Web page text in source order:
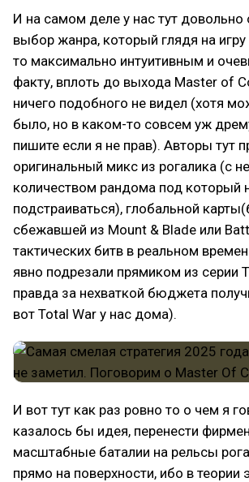
И на самом деле у нас тут довольно
выбор жанра, который глядя на
то максимально интуитивным и
факту, вплоть до выхода Master of
ничего подобного не видел (хотя
было, но в каком-то совсем уж
пишите если я не прав). Авторы тут
оригинальный микс из рогалика (с
количеством рандома под который
подстраиваться), глобальной
сбежавшей из Mount & Blade или
тактических битв в реальном
явно подрезали прямиком из серии
правда за нехваткой бюджета
вот Total War у нас дома).
И вот тут как раз ровно то о чем я
казалось бы идея, перенести
масштабные баталии на рельсы
прямо на поверхности, ибо в теории